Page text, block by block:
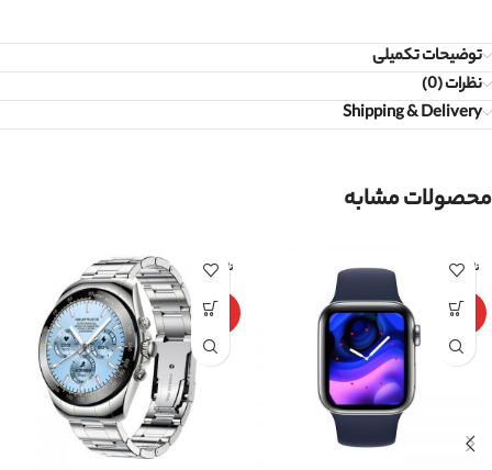
توضیحات تکمیلی
نظرات (0)
Shipping & Delivery
محصولات مشابه
ناموجود
ویژه
ناموجود
ویژه